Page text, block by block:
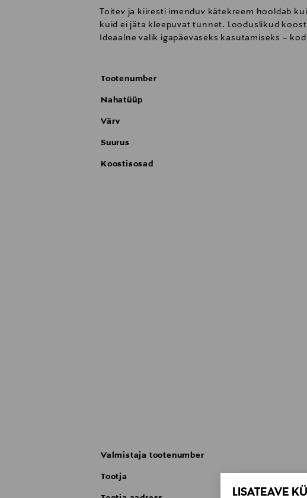
LISATEAVE
Toitev ja kiiresti imenduv kätekreem hooldab
kuid ei jäta kleepuvat tunnet. Looduslikud
Ideaalne valik igapäevaseks kasutamiseks –
Tootenumber
Nahatüüp
Värv
Suurus
Koostisosad
Valmistaja tootenumber
Tootja